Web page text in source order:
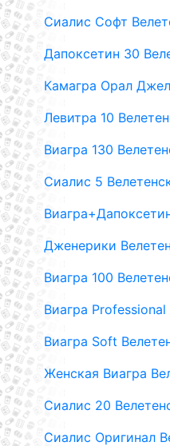
Сиалис Софт
Дапоксетин 30
Камагра Орал
Левитра 10
Виагра 130
Сиалис 5
Дженерики
Виагра 100
Виагра
Виагра Soft
Женская Виагра
Сиалис 20
Сиалис Оригинал